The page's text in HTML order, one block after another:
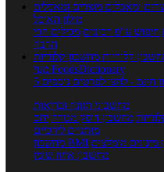
ומאכלים מוצרים ומאכלים
מילון האוכל
חיפוש ע"פ רכיבים מכילים הכי
הרבה
קלוריות מחשבון קלוריות
מנוי FoodsDictionary
חינם - לחצו לפרטים נוספים
מחשבוני תזונה ובריאות
מחשבון דופק מטרה יחס
מותניים לירכיים
מחשבון BMI מינונים מומלצים
מחשבון אחוז שומן